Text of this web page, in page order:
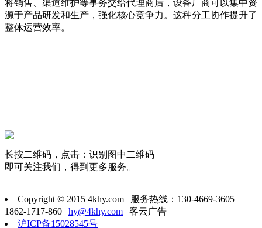
将销售、渠道维护等事务交给代理商后，设备厂商可以集中资
源于产品研发和生产，强化核心竞争力。这种分工协作提升了
整体运营效率。
长按二维码，点击：识别图中二维码
即可关注我们，得到更多服务。
Copyright © 2015 4khy.com | 服务热线：130-4669-3605
1862-1717-860 | hy@4khy.com | 客云广告 |
沪ICP备15028545号